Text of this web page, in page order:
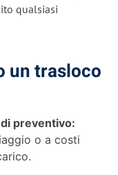
qualsiasi
un trasloco
preventivo:
o a costi